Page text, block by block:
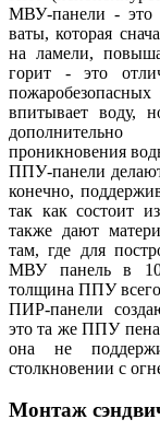
МВУ-панели - это
ваты, которая
на ламели,
горит - это
впитывает воду,
дополнительно
проникновения
ППУ-панели
конечно,
так как состоит
также дают
там, где для
МВУ панель в
толщина ППУ
ПИР-панели
это та же ППУ
она не
столкновении с
Монтаж